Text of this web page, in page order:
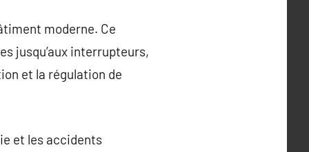
moderne. Ce
jusqu’aux interrupteurs,
et la régulation de
et les accidents